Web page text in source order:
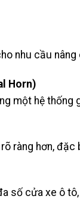
nhu cầu
Horn)
một hệ thống
ràng hơn,
số cửa xe ô